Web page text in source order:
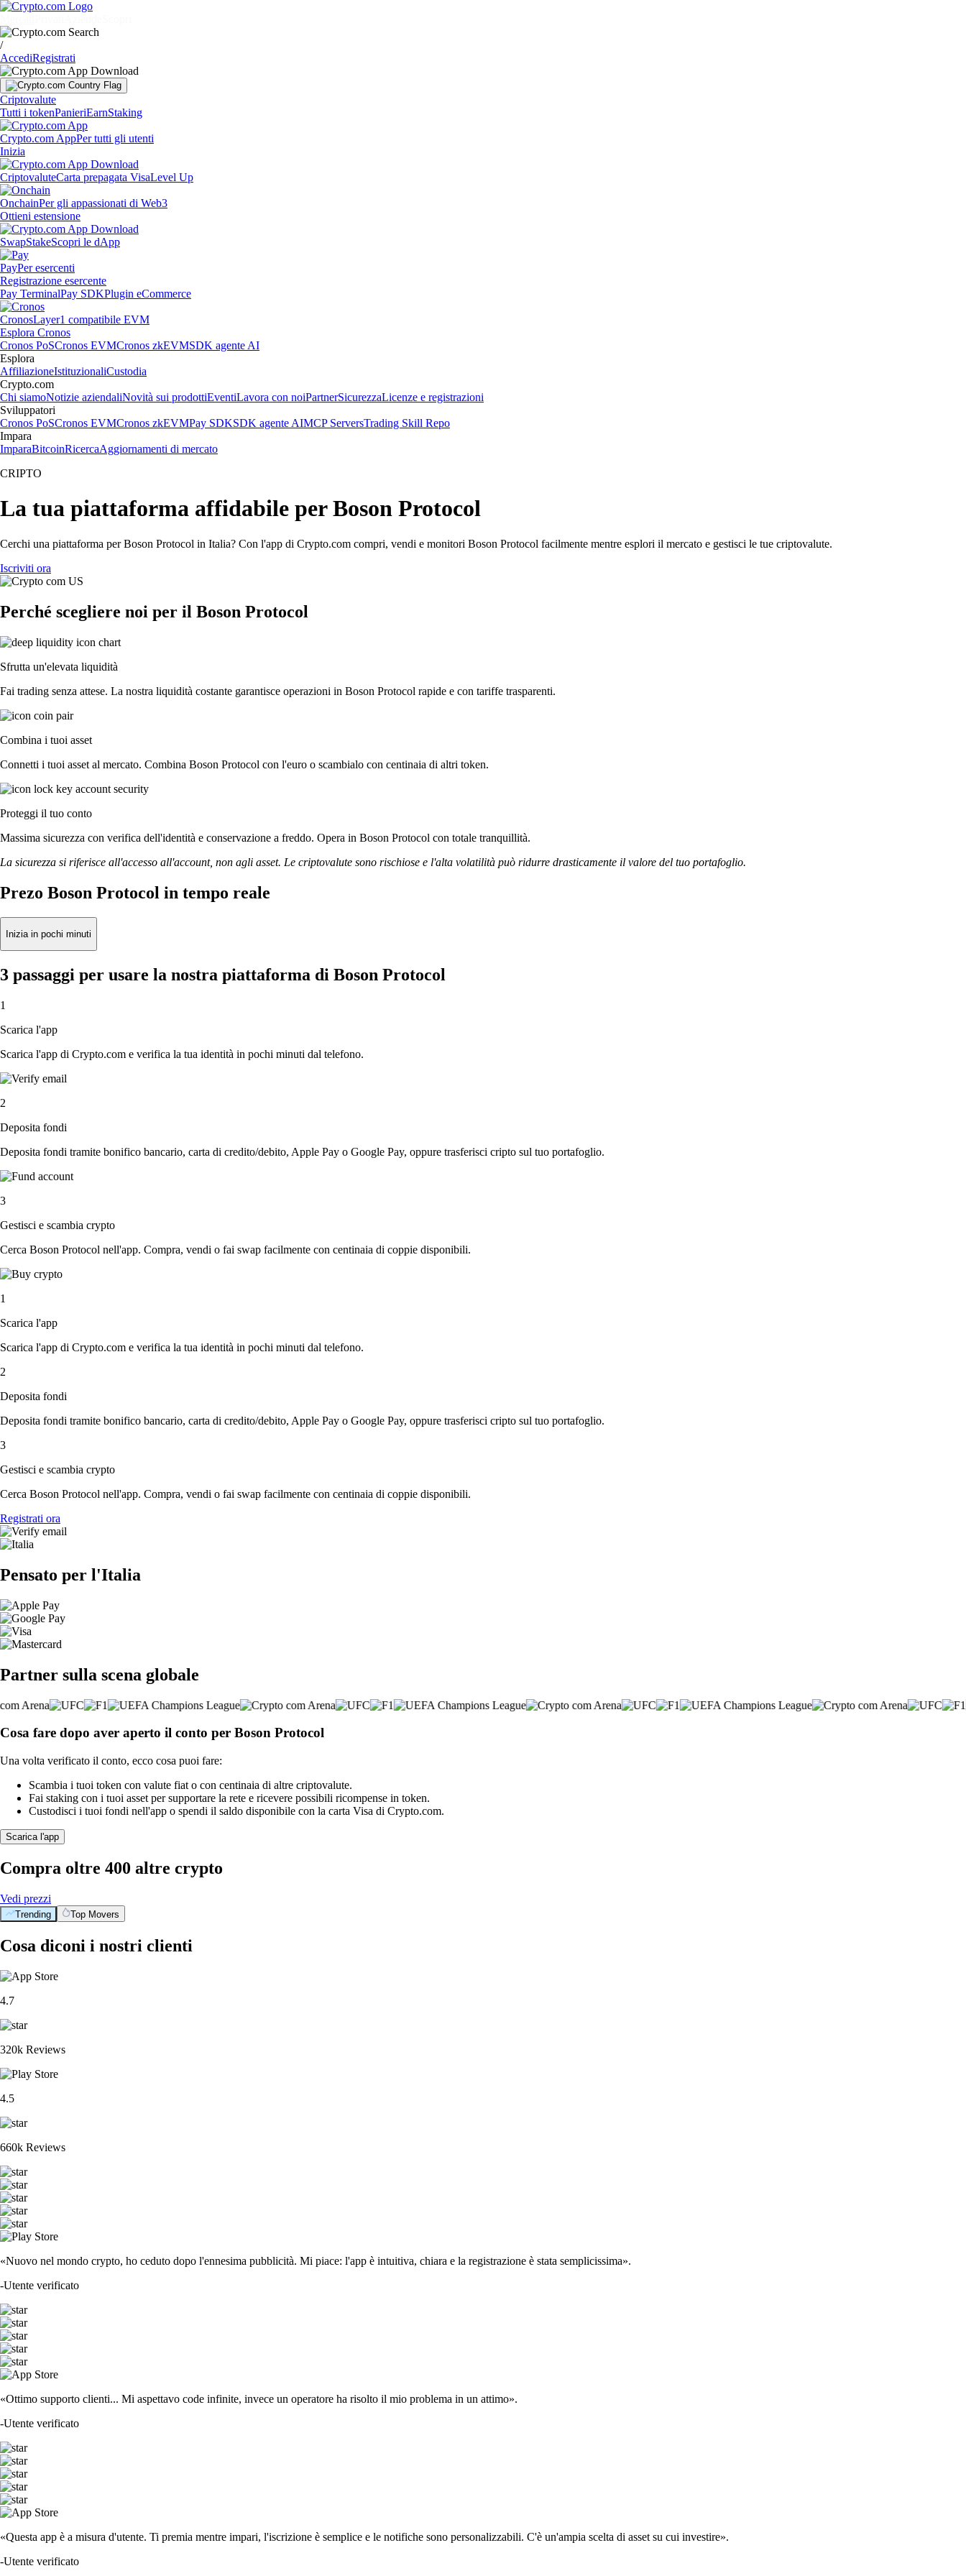
/
AccediRegistrati
Criptovalute
Tutti i tokenPanieriEarnStaking
Crypto.com AppPer tutti gli utenti
Inizia
CriptovaluteCarta prepagata VisaLevel Up
OnchainPer gli appassionati di Web3
Ottieni estensione
SwapStakeScopri le dApp
PayPer esercenti
Registrazione esercente
Pay TerminalPay SDKPlugin eCommerce
CronosLayer1 compatibile EVM
Esplora Cronos
Cronos PoSCronos EVMCronos zkEVMSDK agente AI
Esplora
AffiliazioneIstituzionaliCustodia
Crypto.com
Chi siamoNotizie aziendaliNovità sui prodottiEventiLavora con noiPartnerSicurezzaLicenze e registrazioni
Sviluppatori
Cronos PoSCronos EVMCronos zkEVMPay SDKSDK agente AIMCP ServersTrading Skill Repo
Impara
ImparaBitcoinRicercaAggiornamenti di mercato
CRIPTO
La tua piattaforma affidabile per Boson Protocol
Cerchi una piattaforma per Boson Protocol in Italia? Con l'app di Crypto.com compri, vendi e monitori Boson Protocol facilmente mentre esplori il mercato e gestisci le tue criptovalute.
Iscriviti ora
Perché scegliere noi per il Boson Protocol
Sfrutta un'elevata liquidità
Fai trading senza attese. La nostra liquidità costante garantisce operazioni in Boson Protocol rapide e con tariffe trasparenti.
Combina i tuoi asset
Connetti i tuoi asset al mercato. Combina Boson Protocol con l'euro o scambialo con centinaia di altri token.
Proteggi il tuo conto
Massima sicurezza con verifica dell'identità e conservazione a freddo. Opera in Boson Protocol con totale tranquillità.
La sicurezza si riferisce all'accesso all'account, non agli asset. Le criptovalute sono rischiose e l'alta volatilità può ridurre drasticamente il valore del tuo portafoglio.
Prezo Boson Protocol in tempo reale
Inizia in pochi minuti
3 passaggi per usare la nostra piattaforma di Boson Protocol
1
Scarica l'app
Scarica l'app di Crypto.com e verifica la tua identità in pochi minuti dal telefono.
2
Deposita fondi
Deposita fondi tramite bonifico bancario, carta di credito/debito, Apple Pay o Google Pay, oppure trasferisci cripto sul tuo portafoglio.
3
Gestisci e scambia crypto
Cerca Boson Protocol nell'app. Compra, vendi o fai swap facilmente con centinaia di coppie disponibili.
1
Scarica l'app
Scarica l'app di Crypto.com e verifica la tua identità in pochi minuti dal telefono.
2
Deposita fondi
Deposita fondi tramite bonifico bancario, carta di credito/debito, Apple Pay o Google Pay, oppure trasferisci cripto sul tuo portafoglio.
3
Gestisci e scambia crypto
Cerca Boson Protocol nell'app. Compra, vendi o fai swap facilmente con centinaia di coppie disponibili.
Registrati ora
Pensato per l'Italia
Partner sulla scena globale
Cosa fare dopo aver aperto il conto per Boson Protocol
Una volta verificato il conto, ecco cosa puoi fare:
Scambia i tuoi token con valute fiat o con centinaia di altre criptovalute.
Fai staking con i tuoi asset per supportare la rete e ricevere possibili ricompense in token.
Custodisci i tuoi fondi nell'app o spendi il saldo disponibile con la carta Visa di Crypto.com.
Scarica l'app
Compra oltre 400 altre crypto
Vedi prezzi
Trending Top Movers
Cosa diconi i nostri clienti
4.7
320k Reviews
4.5
660k Reviews
«Nuovo nel mondo crypto, ho ceduto dopo l'ennesima pubblicità. Mi piace: l'app è intuitiva, chiara e la registrazione è stata semplicissima».
-Utente verificato
«Ottimo supporto clienti... Mi aspettavo code infinite, invece un operatore ha risolto il mio problema in un attimo».
-Utente verificato
«Questa app è a misura d'utente. Ti premia mentre impari, l'iscrizione è semplice e le notifiche sono personalizzabili. C'è un'ampia scelta di asset su cui investire».
-Utente verificato